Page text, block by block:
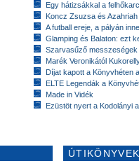
Egy hátizsákkal a
Koncz Zsuzsa és
A futball ereje, a pályán
Glamping és Balaton: ezt
Szarvasűző messzeségek
Marék Veronikától
Díjat kapott a Könyvhéten
ELTE Legendák a
Made in Vidék
Ezüstöt nyert a Kodolányi